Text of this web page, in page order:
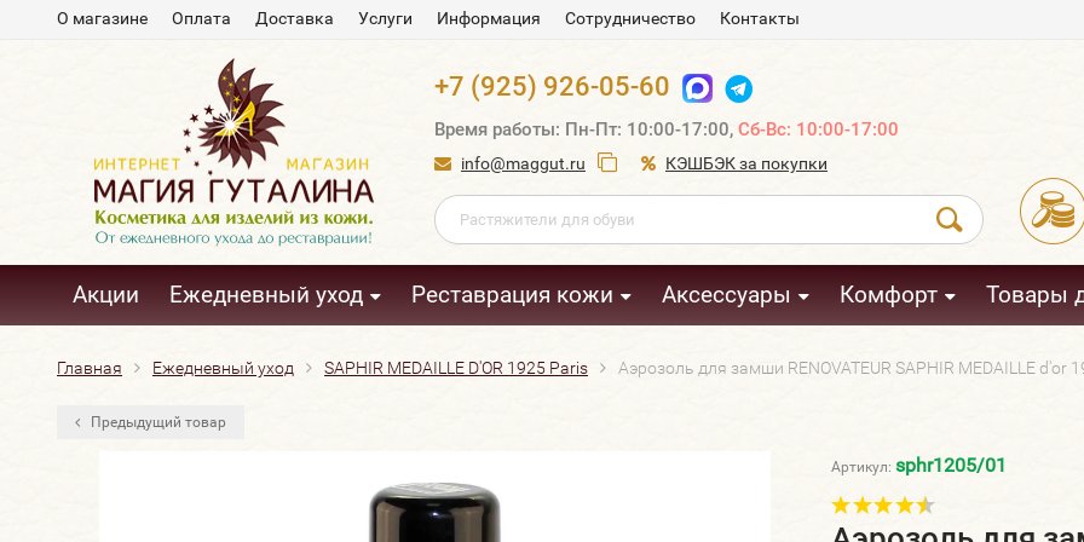
О магазине Оплата Доставка Услуги Информация Сотрудничество Контакты
+7 (925) 926-05-60
Время работы: Пн-Пт: 10:00-17:00, Сб-Вс: 10:00-17:00
info@maggut.ru КЭШБЭК за покупки
Акции Ежедневный уход Реставрация кожи Аксессуары Комфорт Товары
Главная Ежедневный уход SAPHIR MEDAILLE D'OR 1925 Paris Аэрозоль для замши RENOVATEUR SAPHIR MEDAILLE d'or
Предыдущий товар
Артикул: sphr1205/01